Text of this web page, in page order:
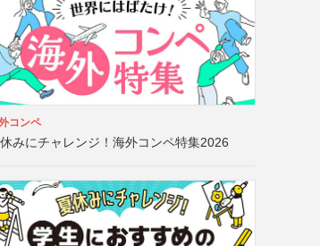
コンペ
みにチャレンジ！海外コンペ特集2026